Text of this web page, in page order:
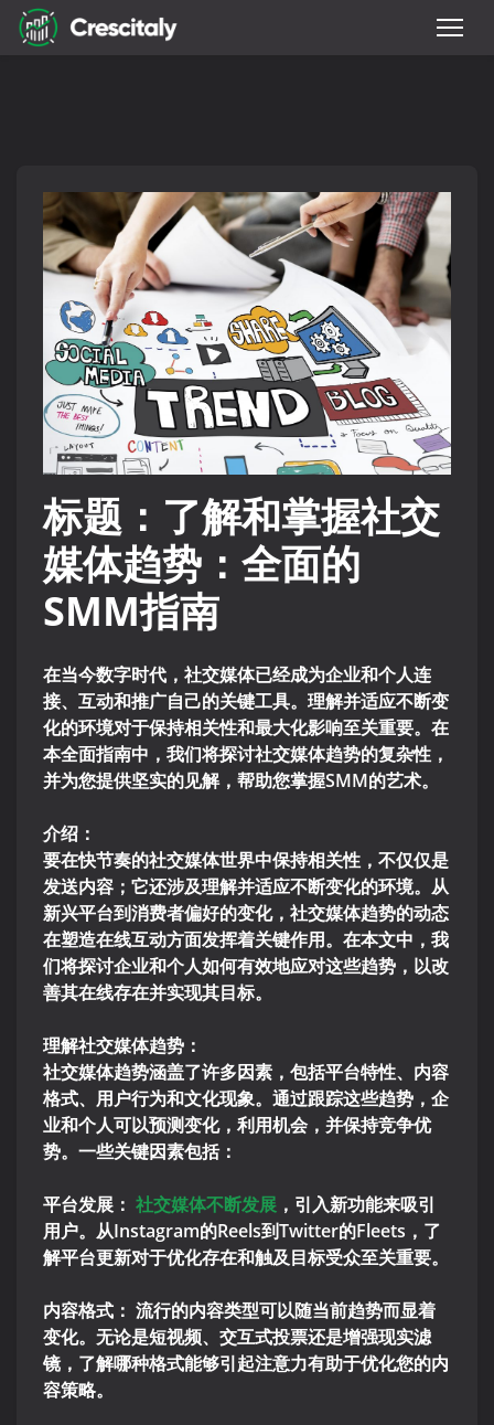
标题：了解和掌握社交
媒体趋势：全面的
SMM指南
在当今数字时代，社交媒体已经成为企业和个人连
接、互动和推广自己的关键工具。理解并适应不断变
化的环境对于保持相关性和最大化影响至关重要。在
本全面指南中，我们将探讨社交媒体趋势的复杂性，
并为您提供坚实的见解，帮助您掌握SMM的艺术。
介绍：
要在快节奏的社交媒体世界中保持相关性，不仅仅是
发送内容；它还涉及理解并适应不断变化的环境。从
新兴平台到消费者偏好的变化，社交媒体趋势的动态
在塑造在线互动方面发挥着关键作用。在本文中，我
们将探讨企业和个人如何有效地应对这些趋势，以改
善其在线存在并实现其目标。
理解社交媒体趋势：
社交媒体趋势涵盖了许多因素，包括平台特性、内容
格式、用户行为和文化现象。通过跟踪这些趋势，企
业和个人可以预测变化，利用机会，并保持竞争优
势。一些关键因素包括：
平台发展： 社交媒体不断发展 ，引入新功能来吸引
用户。从Instagram的Reels到Twitter的Fleets，了
解平台更新对于优化存在和触及目标受众至关重要。
内容格式： 流行的内容类型可以随当前趋势而显着
变化。无论是短视频、交互式投票还是增强现实滤
镜，了解哪种格式能够引起注意力有助于优化您的内
容策略。